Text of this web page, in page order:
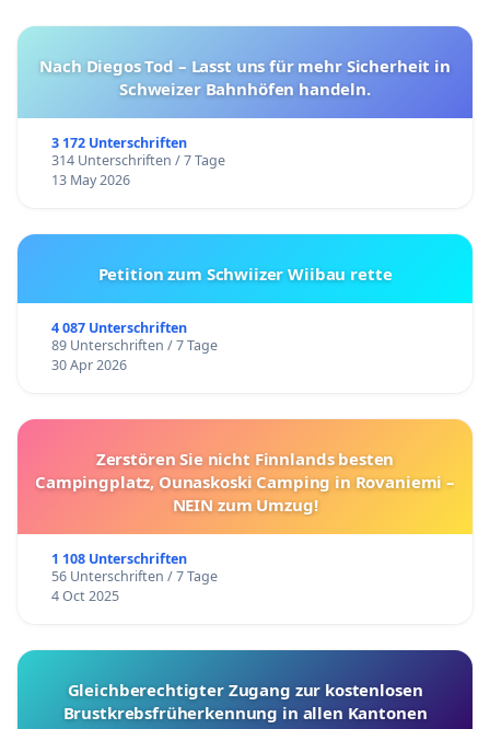
Nach Diegos Tod – Lasst uns für mehr Sicherheit in
Schweizer Bahnhöfen handeln.
3 172 Unterschriften
314 Unterschriften / 7 Tage
13 May 2026
Petition zum Schwiizer Wiibau rette
4 087 Unterschriften
89 Unterschriften / 7 Tage
30 Apr 2026
Zerstören Sie nicht Finnlands besten
Campingplatz, Ounaskoski Camping in Rovaniemi –
NEIN zum Umzug!
1 108 Unterschriften
56 Unterschriften / 7 Tage
4 Oct 2025
Gleichberechtigter Zugang zur kostenlosen
Brustkrebsfrüherkennung in allen Kantonen